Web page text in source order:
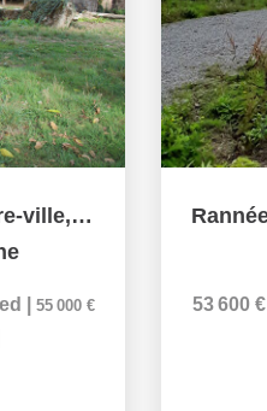
La Guerche De Bretagne, centre-ville, ancien batiment avec...
55 000 €
53 600 €